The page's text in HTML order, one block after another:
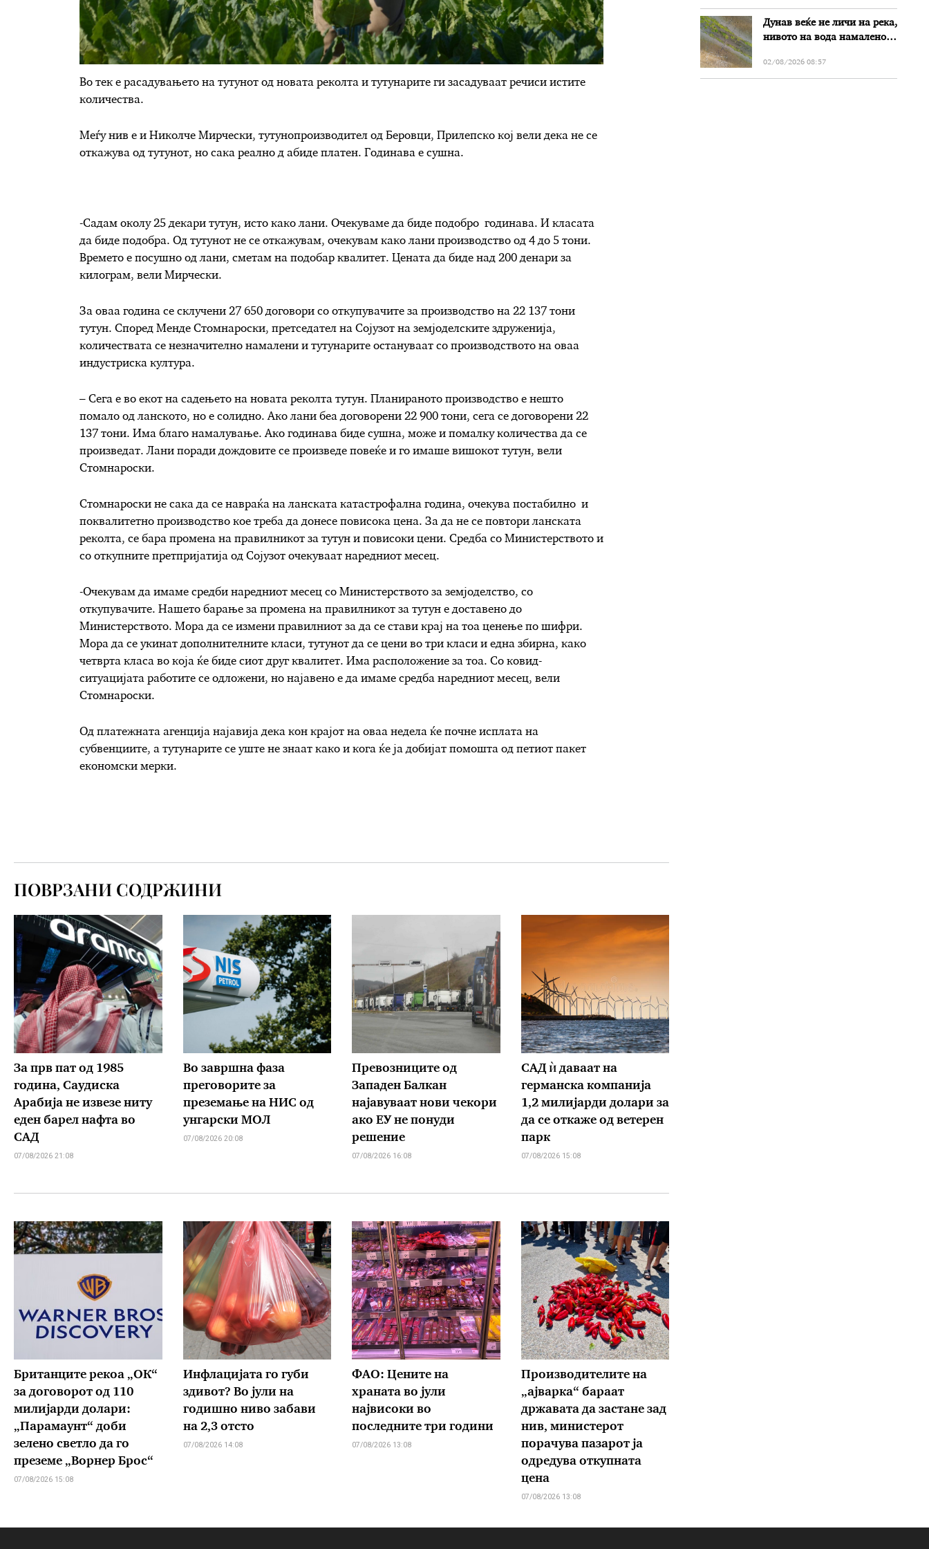
Во тек е расадувањето на тутунот од новата реколта и тутунарите ги засадуваат речиси истите
количества.
Меѓу нив е и Николче Мирчески, тутунопроизводител од Беровци, Прилепско кој вели дека не се
откажува од тутунот, но сака реално д абиде платен. Годинава е сушна.
-Садам околу 25 декари тутун, исто како лани. Очекуваме да биде подобро годинава. И класата
да биде подобра. Од тутунот не се откажувам, очекувам како лани производство од 4 до 5 тони.
Времето е посушно од лани, сметам на подобар квалитет. Цената да биде над 200 денари за
килограм, вели Мирчески.
За оваа година се склучени 27 650 договори со откупувачите за производство на 22 137 тони
тутун. Според Менде Стомнароски, претседател на Сојузот на земјоделските здруженија,
количествата се незначително намалени и тутунарите остануваат со производството на оваа
индустриска култура.
– Сега е во екот на садењето на новата реколта тутун. Планираното производство е нешто
помало од ланското, но е солидно. Ако лани беа договорени 22 900 тони, сега се договорени 22
137 тони. Има благо намалување. Ако годинава биде сушна, може и помалку количества да се
произведат. Лани поради дождовите се произведе повеќе и го имаше вишокот тутун, вели
Стомнароски.
Стомнароски не сака да се навраќа на ланската катастрофална година, очекува постабилно и
поквалитетно производство кое треба да донесе повисока цена. За да не се повтори ланската
реколта, се бара промена на правилникот за тутун и повисоки цени. Средба со Министерството и
со откупните претпријатија од Сојузот очекуваат наредниот месец.
-Очекувам да имаме средби наредниот месец со Министерството за земјоделство, со
откупувачите. Нашето барање за промена на правилникот за тутун е доставено до
Министерството. Мора да се измени правилниот за да се стави крај на тоа ценење по шифри.
Мора да се укинат дополнителните класи, тутунот да се цени во три класи и една збирна, како
четврта класа во која ќе биде сиот друг квалитет. Има расположение за тоа. Со ковид-
ситуацијата работите се одложени, но најавено е да имаме средба наредниот месец, вели
Стомнароски.
Од платежната агенција најавија дека кон крајот на оваа недела ќе почне исплата на
субвенциите, а тутунарите се уште не знаат како и кога ќе ја добијат помошта од петиот пакет
економски мерки.
ПОВРЗАНИ СОДРЖИНИ
За прв пат од 1985
година, Саудиска
Арабија не извезе ниту
еден барел нафта во
САД
07/08/2026 21:08
Во завршна фаза
преговорите за
преземање на НИС од
унгарски МОЛ
07/08/2026 20:08
Превозниците од
Западен Балкан
најавуваат нови чекори
ако ЕУ не понуди
решение
07/08/2026 16:08
САД ѝ даваат на
германска компанија
1,2 милијарди долари за
да се откаже од ветерен
парк
07/08/2026 15:08
Британците рекоа „ОК“
за договорот од 110
милијарди долари:
„Парамаунт“ доби
зелено светло да го
преземе „Ворнер Брос“
07/08/2026 15:08
Инфлацијата го губи
здивот? Во јули на
годишно ниво забави
на 2,3 отсто
07/08/2026 14:08
ФАО: Цените на
храната во јули
највисоки во
последните три години
07/08/2026 13:08
Производителите на
„ајварка“ бараат
државата да застане зад
нив, министерот
порачува пазарот ја
одредува откупната
цена
07/08/2026 13:08
Дунав веќе не личи на река,
нивото на вода намалено
Бугарија
02/08/2026 08:57